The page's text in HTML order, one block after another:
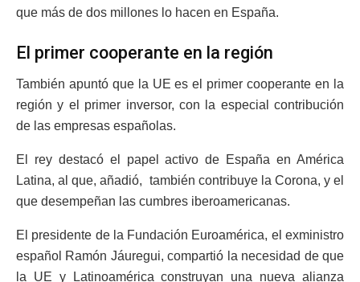
que más de dos millones lo hacen en España.
El primer cooperante en la región
También apuntó que la UE es el primer cooperante en la
región y el primer inversor, con la especial contribución
de las empresas españolas.
El rey destacó el papel activo de España en América
Latina, al que, añadió, también contribuye la Corona, y el
que desempeñan las cumbres iberoamericanas.
El presidente de la Fundación Euroamérica, el exministro
español Ramón Jáuregui, compartió la necesidad de que
la UE y Latinoamérica construyan una nueva alianza